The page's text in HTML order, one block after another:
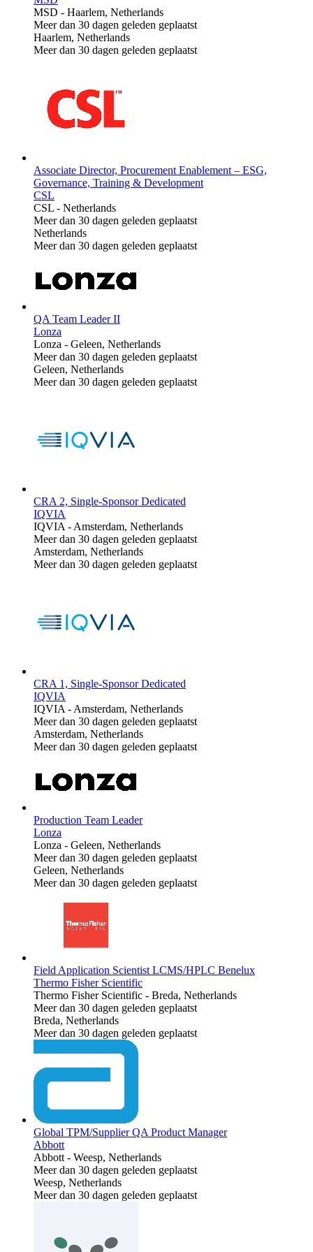
MSD - Haarlem, Netherlands
Meer dan 30 dagen geleden geplaatst
Haarlem, Netherlands
Meer dan 30 dagen geleden geplaatst
Associate Director, Procurement Enablement – ESG,
Governance, Training & Development
CSL
CSL - Netherlands
Meer dan 30 dagen geleden geplaatst
Netherlands
Meer dan 30 dagen geleden geplaatst
QA Team Leader II
Lonza
Lonza - Geleen, Netherlands
Meer dan 30 dagen geleden geplaatst
Geleen, Netherlands
Meer dan 30 dagen geleden geplaatst
CRA 2, Single-Sponsor Dedicated
IQVIA
IQVIA-Amsterdam, Netherlands
Meer dan 30 dagen geleden geplaatst
Amsterdam, Netherlands
Meer dan 30 dagen geleden geplaatst
CRA 1, Single-Sponsor Dedicated
IQVIA
IQVIA-Amsterdam, Netherlands
Meer dan 30 dagen geleden geplaatst
Amsterdam, Netherlands
Meer dan 30 dagen geleden geplaatst
Production Team Leader
Lonza
Lonza - Geleen, Netherlands
Meer dan 30 dagen geleden geplaatst
Geleen, Netherlands
Meer dan 30 dagen geleden geplaatst
Field Application Scientist LCMS/HPLC Benelux
Thermo Fisher Scientific
Thermo Fisher Scientific - Breda, Netherlands
Meer dan 30 dagen geleden geplaatst
Breda, Netherlands
Meer dan 30 dagen geleden geplaatst
Global TPM/Supplier QA Product Manager
Abbott
Abbott- Weesp, Netherlands
Meer dan 30 dagen geleden geplaatst
Weesp, Netherlands
Meer dan 30 dagen geleden geplaatst